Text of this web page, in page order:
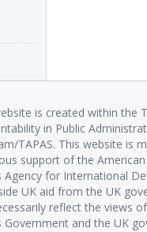
is created within the
in Public
TAPAS. This website is
support of the
Agency for International
UK aid from the UK
reflect the views
Government and the UK